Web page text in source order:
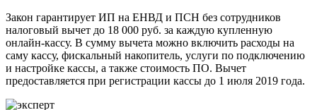
Закон гарантирует ИП на ЕНВД и ПСН без сотрудников
налоговый вычет до 18 000 руб. за каждую купленную
онлайн‑кассу. В сумму вычета можно включить расходы на
саму кассу, фискальный накопитель, услуги по подключению
и настройке кассы, а также стоимость ПО. Вычет
предоставляется при регистрации кассы до 1 июля 2019 года.